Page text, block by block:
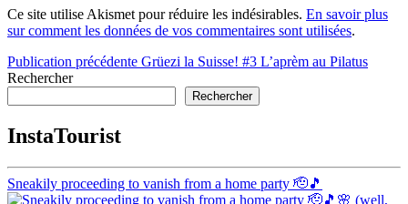
Ce site utilise Akismet pour réduire les indésirables. En savoir plus
sur comment les données de vos commentaires sont utilisées.
Navigation
de
Publication précédente Grüezi la Suisse! #3 L’aprèm au Pilatus
Rechercher
Rechercher
InstaTourist
Sneakily proceeding to vanish from a home party 🫡🎵